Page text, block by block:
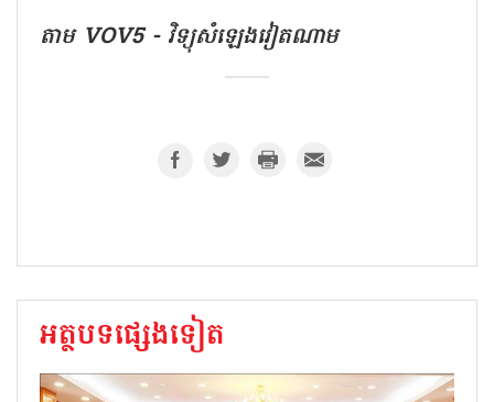
តាម VOV5 - វិទ្យុសំឡេងវៀតណាម
អត្ថបទផ្សេងទៀត